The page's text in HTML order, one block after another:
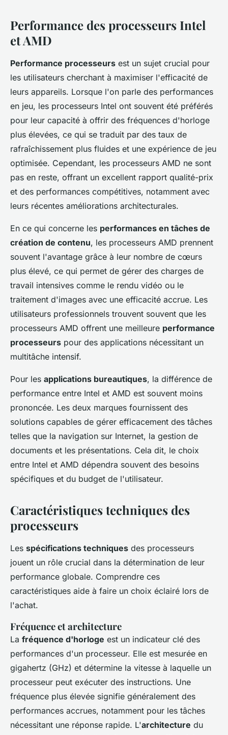
Performance des processeurs Intel
et AMD
Performance processeurs est un sujet crucial pour
les utilisateurs cherchant à maximiser l'efficacité de
leurs appareils. Lorsque l'on parle des performances
en jeu, les processeurs Intel ont souvent été préférés
pour leur capacité à offrir des fréquences d'horloge
plus élevées, ce qui se traduit par des taux de
rafraîchissement plus fluides et une expérience de jeu
optimisée. Cependant, les processeurs AMD ne sont
pas en reste, offrant un excellent rapport qualité-prix
et des performances compétitives, notamment avec
leurs récentes améliorations architecturales.
En ce qui concerne les performances en tâches de
création de contenu, les processeurs AMD prennent
souvent l'avantage grâce à leur nombre de cœurs
plus élevé, ce qui permet de gérer des charges de
travail intensives comme le rendu vidéo ou le
traitement d'images avec une efficacité accrue. Les
utilisateurs professionnels trouvent souvent que les
processeurs AMD offrent une meilleure performance
processeurs pour des applications nécessitant un
multitâche intensif.
Pour les applications bureautiques, la différence de
performance entre Intel et AMD est souvent moins
prononcée. Les deux marques fournissent des
solutions capables de gérer efficacement des tâches
telles que la navigation sur Internet, la gestion de
documents et les présentations. Cela dit, le choix
entre Intel et AMD dépendra souvent des besoins
spécifiques et du budget de l'utilisateur.
Caractéristiques techniques des
processeurs
Les spécifications techniques des processeurs
jouent un rôle crucial dans la détermination de leur
performance globale. Comprendre ces
caractéristiques aide à faire un choix éclairé lors de
l'achat.
Fréquence et architecture
La fréquence d'horloge est un indicateur clé des
performances d'un processeur. Elle est mesurée en
gigahertz (GHz) et détermine la vitesse à laquelle un
processeur peut exécuter des instructions. Une
fréquence plus élevée signifie généralement des
performances accrues, notamment pour les tâches
nécessitant une réponse rapide. L'architecture du